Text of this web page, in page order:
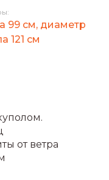
99 см, диаметр
121 см
от ветра